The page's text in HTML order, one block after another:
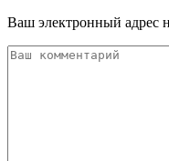
Ваш электронный адрес